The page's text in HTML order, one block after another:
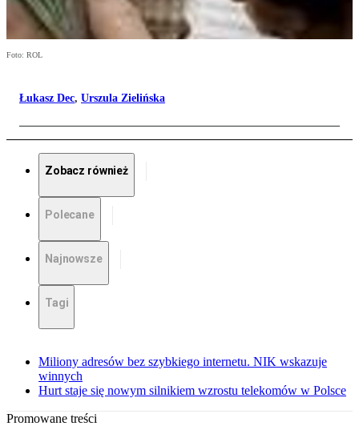
Foto: ROL
Łukasz Dec, Urszula Zielińska
Zobacz również
Polecane
Najnowsze
Tagi
Miliony adresów bez szybkiego internetu. NIK wskazuje
winnych
Hurt staje się nowym silnikiem wzrostu telekomów w Polsce
Promowane treści